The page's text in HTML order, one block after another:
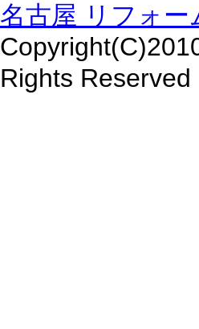
名古屋 リフォー
Rights Reserved